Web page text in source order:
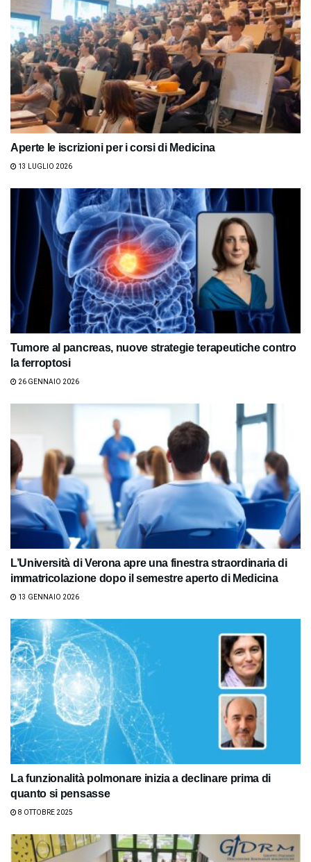
Aperte le iscrizioni per i corsi di Medicina
13 LUGLIO 2026
Tumore al pancreas, nuove strategie terapeutiche contro
la ferroptosi
26 GENNAIO 2026
L’Università di Verona apre una finestra straordinaria di
immatricolazione dopo il semestre aperto di Medicina
13 GENNAIO 2026
La funzionalità polmonare inizia a declinare prima di
quanto si pensasse
8 OTTOBRE 2025